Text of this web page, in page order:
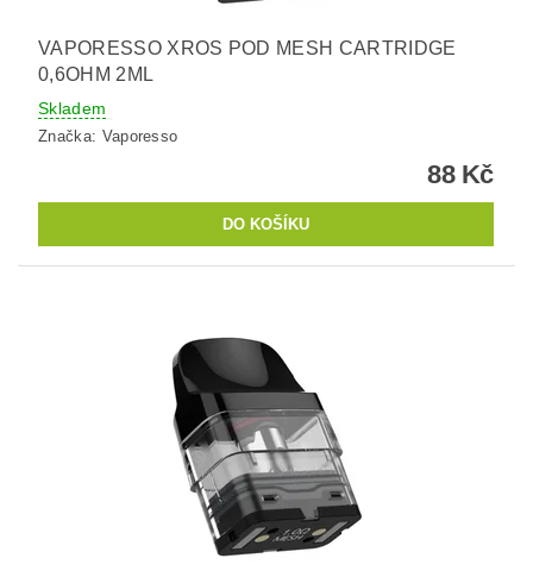
VAPORESSO XROS POD MESH CARTRIDGE
0,6OHM 2ML
Skladem
Značka: Vaporesso
88 Kč